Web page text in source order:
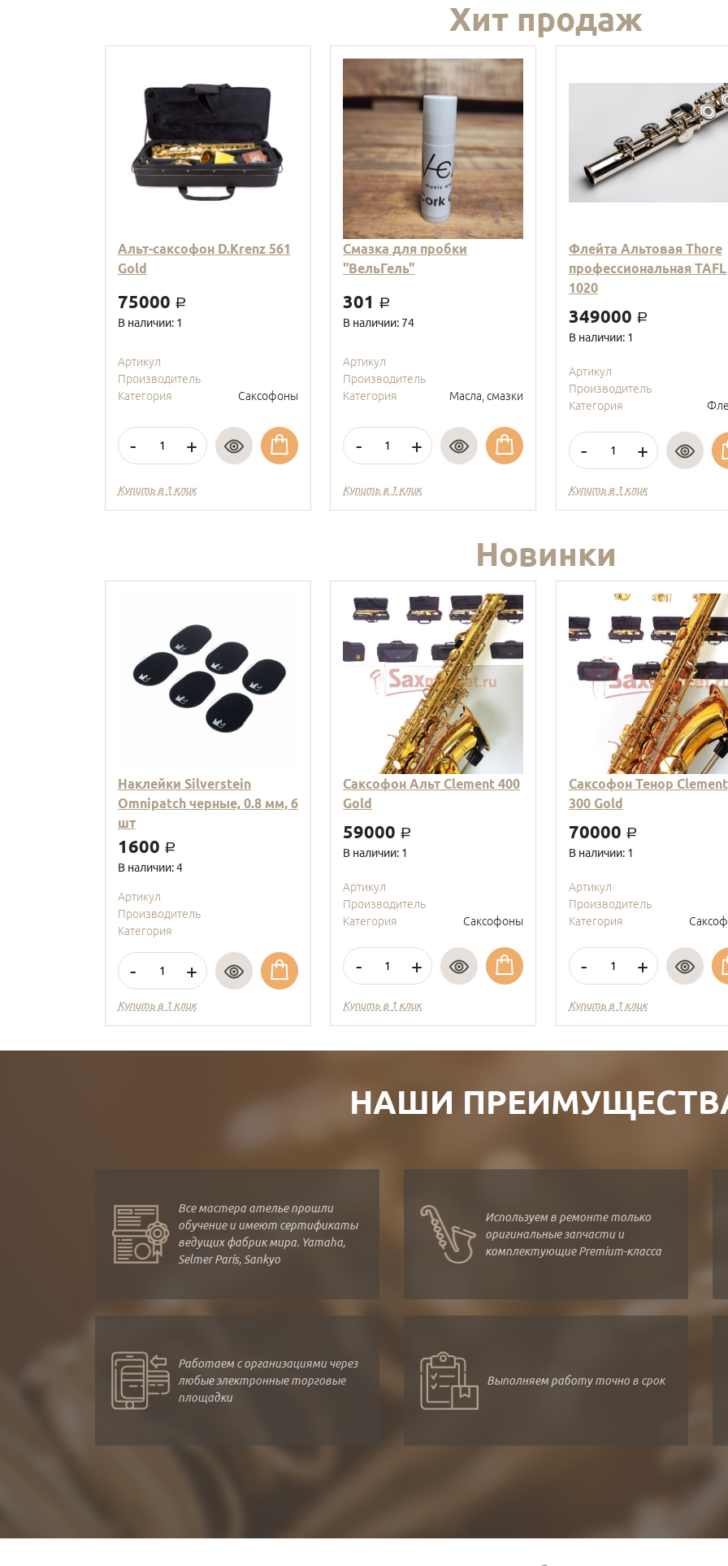
Хит продаж
Альт-саксофон D.Krenz 561
Gold
75000 a
В наличии: 1
Артикул
Производитель
Категория
Саксофоны
- +
Купить в 1 клик
Смазка для пробки
"ВельГель"
301 a
В наличии: 74
Артикул
Производитель
Категория
Масла, смазки
- +
Купить в 1 клик
Флейта Альтовая Thore
профессиональная TAFL
1020
349000 a
В наличии: 1
Артикул
Производитель
Категория
- +
Купить в 1 клик
Новинки
Наклейки Silverstein
Omnipatch черные, 0.8 мм, 6
шт
1600 a
В наличии: 4
Артикул
Производитель
Категория
- +
Купить в 1 клик
Саксофон Альт Clement 400
Gold
59000 a
В наличии: 1
Артикул
Производитель
Категория
Саксофоны
- +
Купить в 1 клик
Саксофон Тенор Clement
300 Gold
70000 a
В наличии: 1
Артикул
Производитель
Категория
- +
Купить в 1 клик
НАШИ
Все мастера ателье прошли
обучение и имеют сертификаты
ведущих фабрик мира. Yamaha,
Selmer Paris, Sankyo
Используем в ремонте только
оригинальные запчасти и
комплектующие Premium-класса
Работаем с организациями через
любые электронные торговые
площадки
Выполняем работу точно в срок